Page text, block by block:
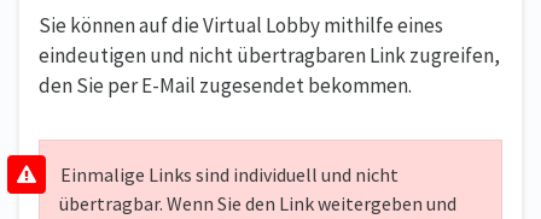
Sie können auf die Virtual Lobby mithilfe eines
eindeutigen und nicht übertragbaren Link zugreifen,
den Sie per E-Mail zugesendet bekommen.
Einmalige Links sind individuell und nicht
übertragbar. Wenn Sie den Link weitergeben und